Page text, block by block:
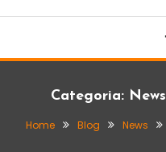
Categoria: News
Home Blog News